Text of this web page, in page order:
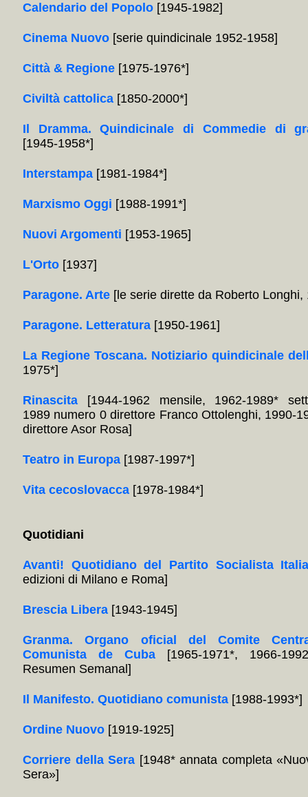
Calendario del Popolo [1945-1982]
Cinema Nuovo [serie quindicinale 1952-1958]
Città & Regione [1975-1976*]
Civiltà cattolica [1850-2000*]
Il Dramma. Quindicinale di Commedie di
[1945-1958*]
Interstampa [1981-1984*]
Marxismo Oggi [1988-1991*]
Nuovi Argomenti [1953-1965]
L'Orto [1937]
Paragone. Arte [le serie dirette da Roberto Longhi,
Paragone. Letteratura [1950-1961]
La Regione Toscana. Notiziario quindicinale
1975*]
Rinascita [1944-1962 mensile, 1962-1989*
1989 numero 0 direttore Franco Ottolenghi, 1990-
direttore Asor Rosa]
Teatro in Europa [1987-1997*]
Vita cecoslovacca [1978-1984*]
Quotidiani
Avanti! Quotidiano del Partito Socialista
edizioni di Milano e Roma]
Brescia Libera [1943-1945]
Granma. Organo oficial del Comite
Comunista de Cuba [1965-1971*, 1966-
Resumen Semanal]
Il Manifesto. Quotidiano comunista [1988-1993*]
Ordine Nuovo [1919-1925]
Corriere della Sera [1948* annata completa
Sera»]